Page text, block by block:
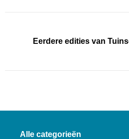
Eerdere edities van
Alle categorieën